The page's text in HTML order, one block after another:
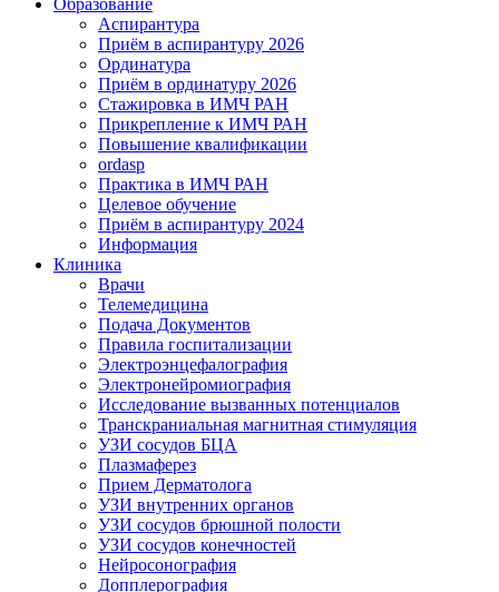
Аспирантура
Приём в аспирантуру 2026
Ординатура
Приём в ординатуру 2026
Стажировка в ИМЧ РАН
Прикрепление к ИМЧ РАН
Повышение квалификации
ordasp
Практика в ИМЧ РАН
Целевое обучение
Приём в аспирантуру 2024
Информация
Клиника
Врачи
Телемедицина
Подача Документов
Правила госпитализации
Электроэнцефалография
Электронейромиография
Исследование вызванных потенциалов
Транскраниальная магнитная стимуляция
УЗИ сосудов БЦА
Плазмаферез
Прием Дерматолога
УЗИ внутренних органов
УЗИ сосудов брюшной полости
УЗИ сосудов конечностей
Нейросонография
Допплерография